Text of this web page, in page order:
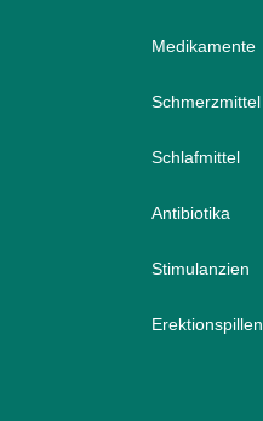
Medikamente
Schmerzmittel
Schlafmittel
Antibiotika
Stimulanzien
Erektionspillen